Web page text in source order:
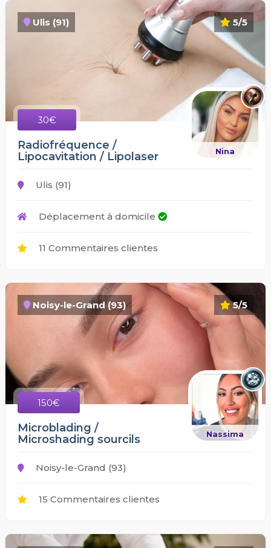
5/5
Ulis (91)
30€
Nina
Radiofréquence /
Lipocavitation / Lipolaser
Ulis (91)
Déplacement à domicile
11 Commentaires clientes
5/5
Noisy-le-Grand (93)
150€
Nassima
Microblading /
Microshading sourcils
Noisy-le-Grand (93)
15 Commentaires clientes